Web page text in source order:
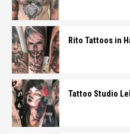
Rito Tattoos in
Tattoo Studio